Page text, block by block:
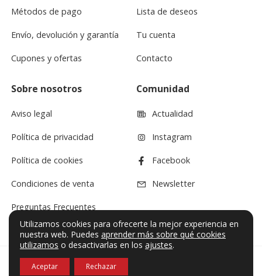
Métodos de pago
Envío, devolución y garantía
Cupones y ofertas
Lista de deseos
Tu cuenta
Contacto
Sobre nosotros
Aviso legal
Política de privacidad
Política de cookies
Condiciones de venta
Preguntas Frecuentes
Comunidad
Actualidad
Instagram
Facebook
Newsletter
© VF Sound 2026. Todos los derechos reservados.
Utilizamos cookies para ofrecerte la mejor experiencia en
nuestra web. Puedes aprender más sobre qué cookies
utilizamos o desactivarlas en los ajustes.
Aceptar Rechazar